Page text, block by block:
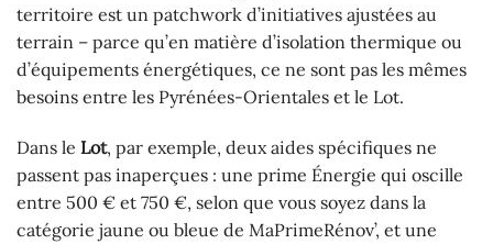
territoire est un patchwork d’initiatives ajustées au
terrain – parce qu’en matière d’isolation thermique ou
d’équipements énergétiques, ce ne sont pas les mêmes
besoins entre les Pyrénées-Orientales et le Lot.
Dans le Lot, par exemple, deux aides spécifiques ne
passent pas inaperçues : une prime Énergie qui oscille
entre 500 € et 750 €, selon que vous soyez dans la
catégorie jaune ou bleue de MaPrimeRénov’, et une